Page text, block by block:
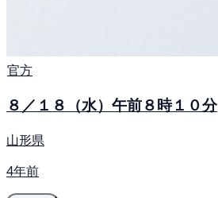
官方
８／１８（水）午前８時１０分
山形県
4年前